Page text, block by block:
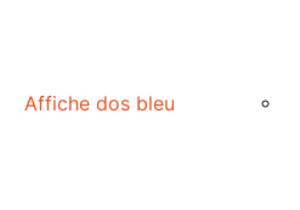
Affiche dos bleu